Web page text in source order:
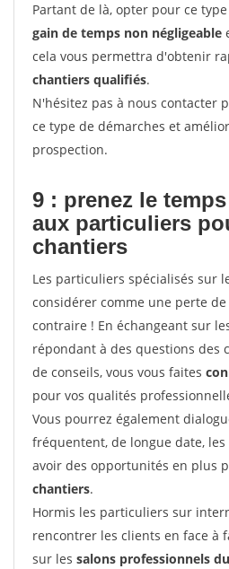
Partant de là, opter pour ce
gain de temps non négligeable
cela vous permettra d'obtenir
chantiers qualifiés.
N'hésitez pas à nous contacter
ce type de démarches et
prospection.
9 : prenez le
aux particuliers
chantiers
Les particuliers spécialisés sur
considérer comme une perte
contraire ! En échangeant sur
répondant à des questions des
de conseils, vous vous faites
pour vos qualités
Vous pourrez également
fréquentent, de longue date,
avoir des opportunités en plus
chantiers.
Hormis les particuliers sur
rencontrer les clients en face à
sur les salons professionnels